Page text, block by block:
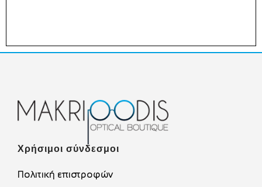
Χρήσιμοι σύνδεσμοι
Πολιτική επιστροφών